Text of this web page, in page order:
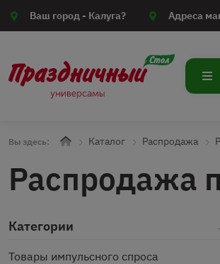
Ваш город - Калуга? Адреса
Вы здесь: Каталог Распродажа
Распродажа
Категории
Товары импульсного спроса